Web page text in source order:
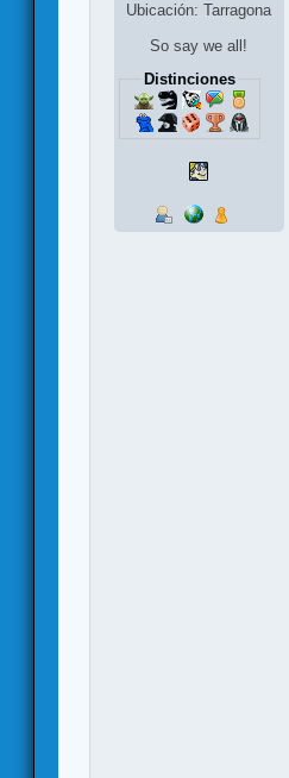
Ubicación: Tarragona
So say we all!
Distinciones